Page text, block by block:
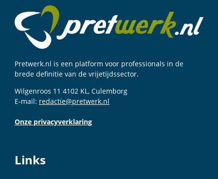
Pretwerk.nl is een platform voor professionals in de
brede definitie van de vrijetijdssector.
Wilgenroos 11 4102 KL, Culemborg
E-mail: redactie@pretwerk.nl
Onze privacyverklaring
Links